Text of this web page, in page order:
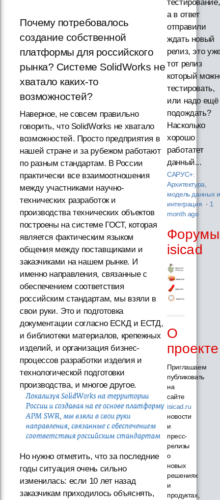
Почему потребовалось
создание собственной
платформы для российского
рынка? Системе SolidWorks не
хватало каких-то
возможностей?
Наверное, не совсем правильно
говорить, что SolidWorks не хватало
возможностей. Просто предприятия в
нашей стране и за рубежом работают
по разным стандартам. В России
практически все взаимоотношения
между участниками научно-
технических разработок и
производства технических объектов
построены на системе ГОСТ, которая
является фактическим языком
общения между поставщиками и
заказчиками на нашем рынке. И
именно направления, связанные с
обеспечением соответствия
российским стандартам, мы взяли в
свои руки. Это и подготовка
документации согласно ЕСКД и ЕСТД,
и библиотеки материалов, крепежных
изделий, и организация бизнес-
процессов разработки изделия и
технологической подготовки
производства, и многое другое.
Но нужно отметить, что за последние
годы ситуация очень сильно
изменилась: если 10 лет назад
заказчикам приходилось объяснять,
тестирование,
а в ответ
отправили
ждать новый
релиз, это
тот релиз
который
тестировать,
или надо ещё
подождать?
Насколько
хорошо
работатет
данный...
САРУС+:
Архитектура,
модель данных и
интеграция · 1
month ago
Форумы
isicad
О
проекте
Приглашаем
публиковать
на
сайте
isicad.ru
новости
и
пресс-
релизы
о
новых
решениях
и
продуктах,